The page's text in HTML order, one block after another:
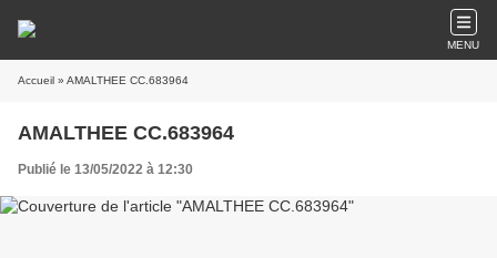
MENU
Accueil » AMALTHEE CC.683964
AMALTHEE CC.683964
Publié le 13/05/2022 à 12:30